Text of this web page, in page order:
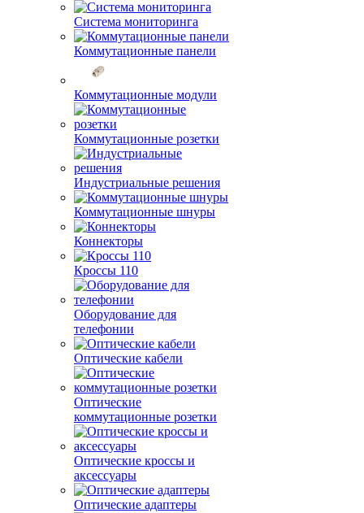
Система мониторинга
Коммутационные панели
Коммутационные модули
Коммутационные розетки
Индустриальные решения
Коммутационные шнуры
Коннекторы
Кроссы 110
Оборудование для
телефонии
Оптические кабели
Оптические
коммутационные розетки
Оптические кроссы и
аксессуары
Оптические адаптеры